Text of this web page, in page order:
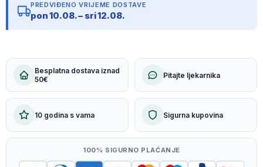
PREDVIĐENO VRIJEME DOSTAVE
pon 10.08. – sri 12.08.
Besplatna dostava iznad
50€
Pitajte ljekarnika
10 godina s vama Sigurna kupovina
100% SIGURNO PLAĆANJE